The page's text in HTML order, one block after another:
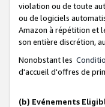
violation ou de toute
ou de logiciels
Amazon à répétition et
son entière discrétion,
Nonobstant les
d'accueil d'offres de
(b) Evénements